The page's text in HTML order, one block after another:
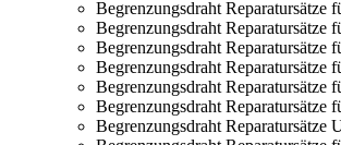
Begrenzungsdraht Reparatursätze
Begrenzungsdraht Reparatursätze
Begrenzungsdraht Reparatursätze
Begrenzungsdraht Reparatursätze
Begrenzungsdraht Reparatursätze
Begrenzungsdraht Reparatursätze
Begrenzungsdraht Reparatursätze